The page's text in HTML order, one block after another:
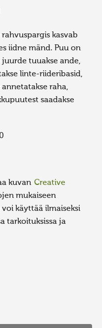
rahvuspargis kasvab
iidne mänd. Puu on
tuuakse ande,
linte-riideribasid,
annetatakse raha,
saadakse
kuvan Creative
mukaiseen
käyttää ilmaiseksi
tarkoituksissa ja